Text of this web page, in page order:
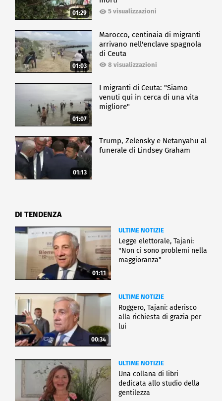
01:29 5 visualizzazioni
01:03
Marocco, centinaia di migranti
arrivano nell'enclave spagnola
di Ceuta
8 visualizzazioni
01:07
I migranti di Ceuta: "Siamo
venuti qui in cerca di una vita
migliore"
01:13
Trump, Zelensky e Netanyahu al
funerale di Lindsey Graham
DI TENDENZA
01:11
ULTIME NOTIZIE
Legge elettorale, Tajani:
"Non ci sono problemi nella
maggioranza"
00:34
ULTIME NOTIZIE
Roggero, Tajani: aderisco
alla richiesta di grazia per
lui
ULTIME NOTIZIE
Una collana di libri
dedicata allo studio della
gentilezza